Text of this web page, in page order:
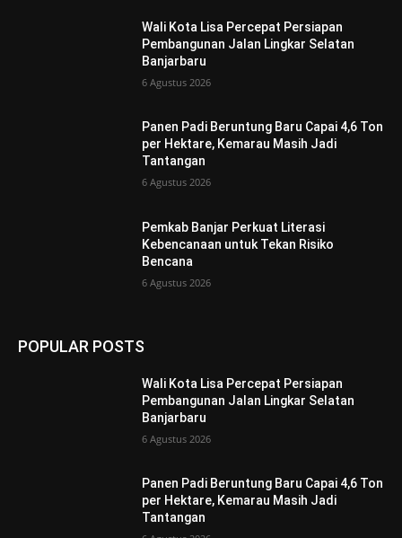
Wali Kota Lisa Percepat Persiapan
Pembangunan Jalan Lingkar Selatan
Banjarbaru
6 Agustus 2026
Panen Padi Beruntung Baru Capai 4,6 Ton
per Hektare, Kemarau Masih Jadi
Tantangan
6 Agustus 2026
Pemkab Banjar Perkuat Literasi
Kebencanaan untuk Tekan Risiko
Bencana
6 Agustus 2026
POPULAR POSTS
Wali Kota Lisa Percepat Persiapan
Pembangunan Jalan Lingkar Selatan
Banjarbaru
6 Agustus 2026
Panen Padi Beruntung Baru Capai 4,6 Ton
per Hektare, Kemarau Masih Jadi
Tantangan